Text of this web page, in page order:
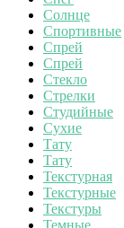
Солнце
Спортивные
Спрей
Спрей
Стекло
Стрелки
Студийные
Сухие
Тату
Тату
Текстурная
Текстурные
Текстуры
Темные